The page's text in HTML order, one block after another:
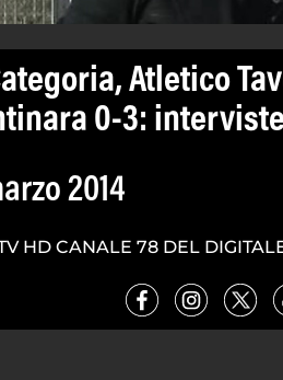
Atletico
0-3:
2014
HD CANALE 78 DEL